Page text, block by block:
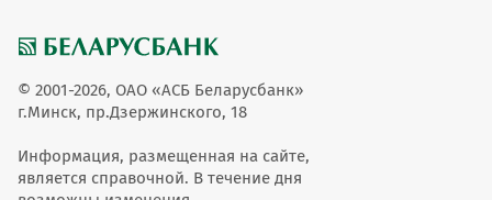
© 2001-2026, ОАО «АСБ Беларусбанк»
г.Минск, пр.Дзержинского, 18
Информация, размещенная на сайте,
является справочной. В течение дня